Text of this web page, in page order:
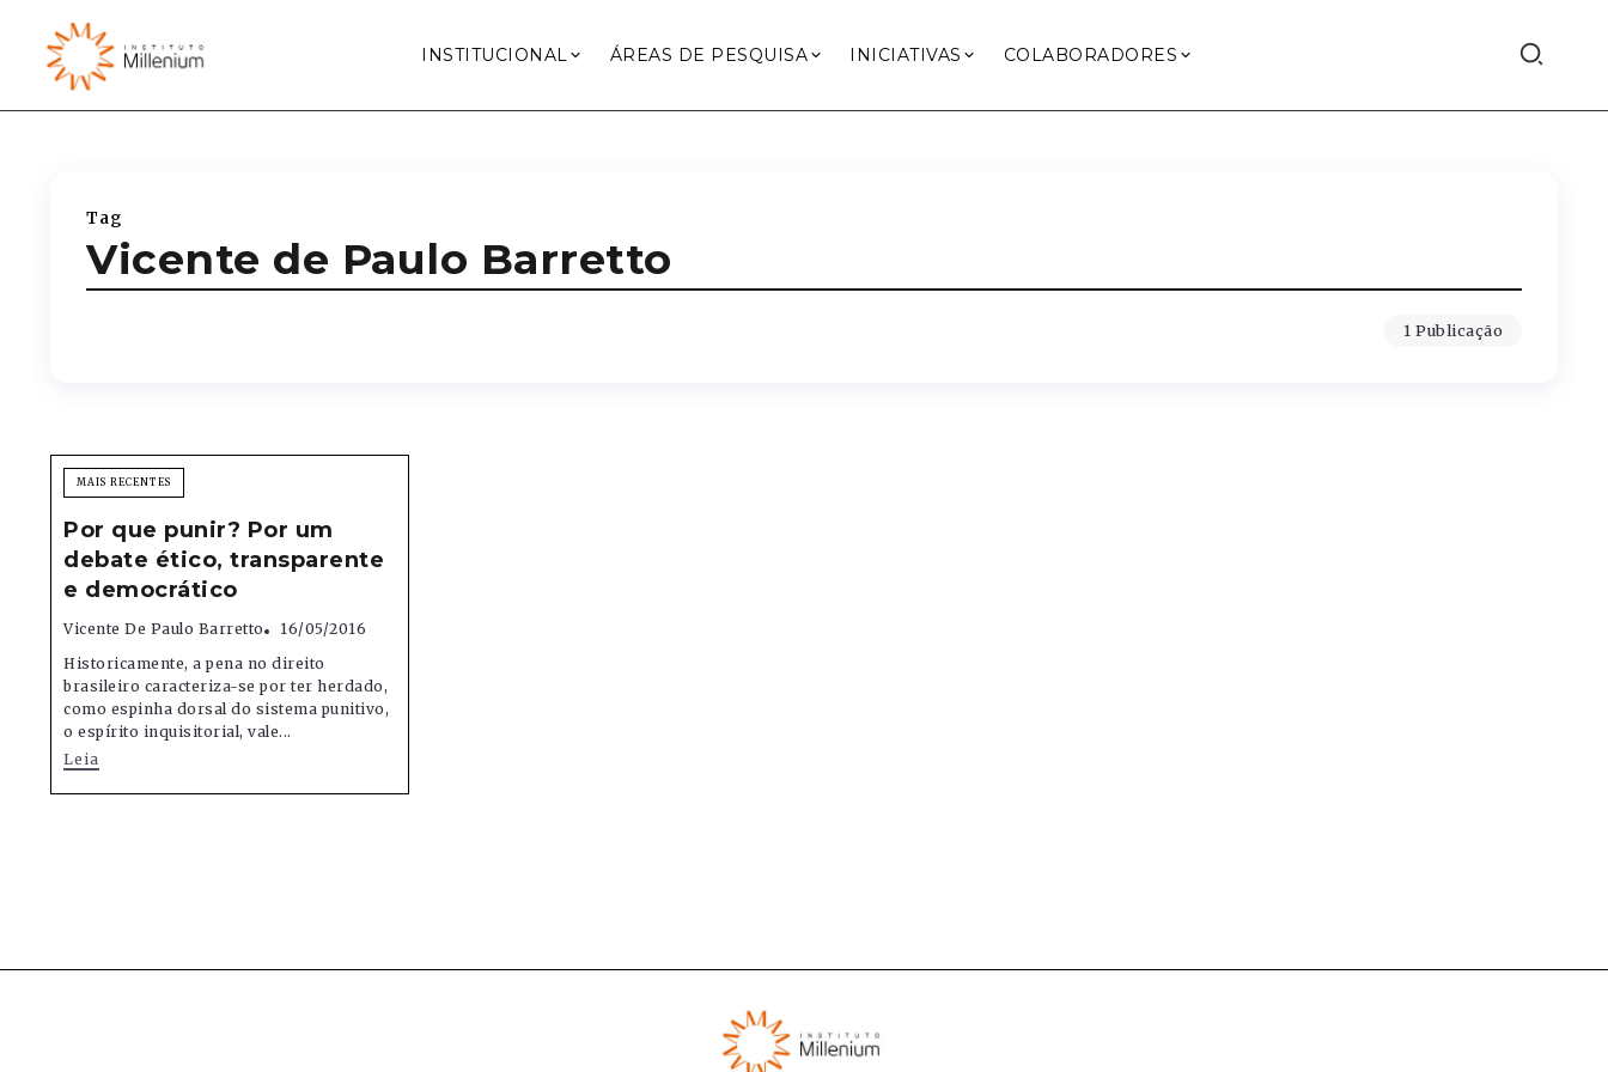
INSTITUCIONAL ÁREAS DE PESQUISA INICIATIVAS COLABORADORES
Tag
Vicente de Paulo Barretto
1 Publicação
MAIS RECENTES
Por que punir? Por um
debate ético, transparente
e democrático
Vicente De Paulo Barretto
16/05/2016
Historicamente, a pena no direito
brasileiro caracteriza-se por ter herdado,
como espinha dorsal do sistema punitivo,
o espírito inquisitorial, vale...
Leia